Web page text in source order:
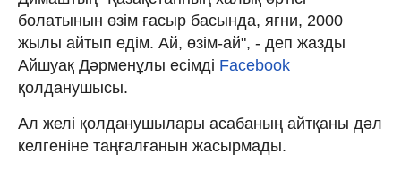
болатынын өзім ғасыр басында, яғни, 2000
жылы айтып едім. Ай, өзім-ай", - деп жазды
Айшуақ Дәрменұлы есімді Facebook
қолданушысы.
Ал желі қолданушылары асабаның айтқаны дәл
келгеніне таңғалғанын жасырмады.